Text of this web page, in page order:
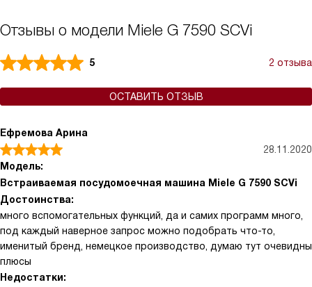
Отзывы о модели Miele G 7590 SCVi
5 2 отзыва
ОСТАВИТЬ ОТЗЫВ
Ефремова Арина
28.11.2020
Модель:
Встраиваемая посудомоечная машина Miele G 7590 SCVi
Достоинства:
много вспомогательных функций, да и самих программ много,
под каждый наверное запрос можно подобрать что-то,
именитый бренд, немецкое производство, думаю тут очевидны
плюсы
Недостатки: